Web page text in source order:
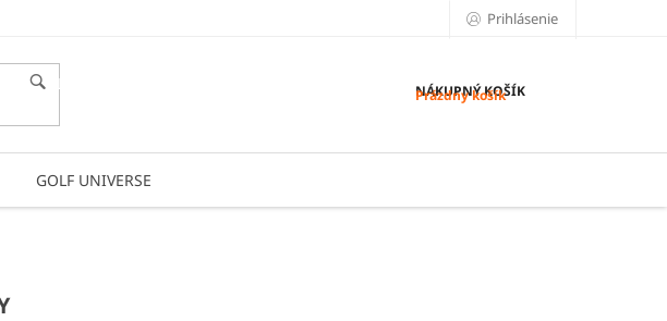
Prihlásenie
HĽADAŤ NÁKUPNÝ KOŠÍK
Prázdny košík
GOLF UNIVERSE